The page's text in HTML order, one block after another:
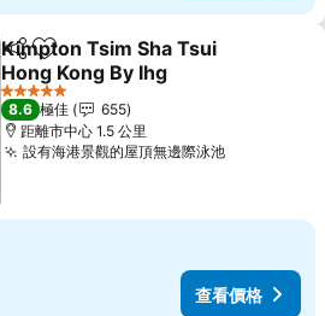
分享 放到收藏夾
Kimpton Tsim Sha Tsui
Hong Kong By Ihg
查看價格
5 星級
8.6 極佳
655
距離市中心 1.5 公里
設有海港景觀的屋頂無邊際泳池查看價格
查看價格